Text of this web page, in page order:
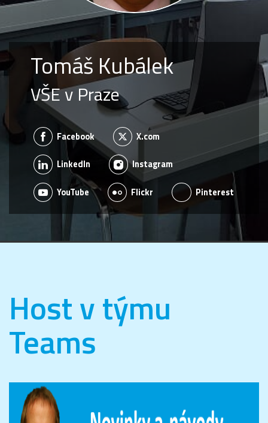
Tomáš Kubálek
VŠE v Praze
Facebook X.com
LinkedIn Instagram
YouTube Flickr Pinterest
Host v týmu
Teams